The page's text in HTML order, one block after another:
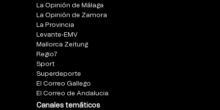
La Opinión de Málaga
La Opinión de Zamora
La Provincia
Levante-EMV
Mallorca Zeitung
Regio7
Sport
Superdeporte
El Correo Gallego
El Correo de Andalucia
Canales temáticos